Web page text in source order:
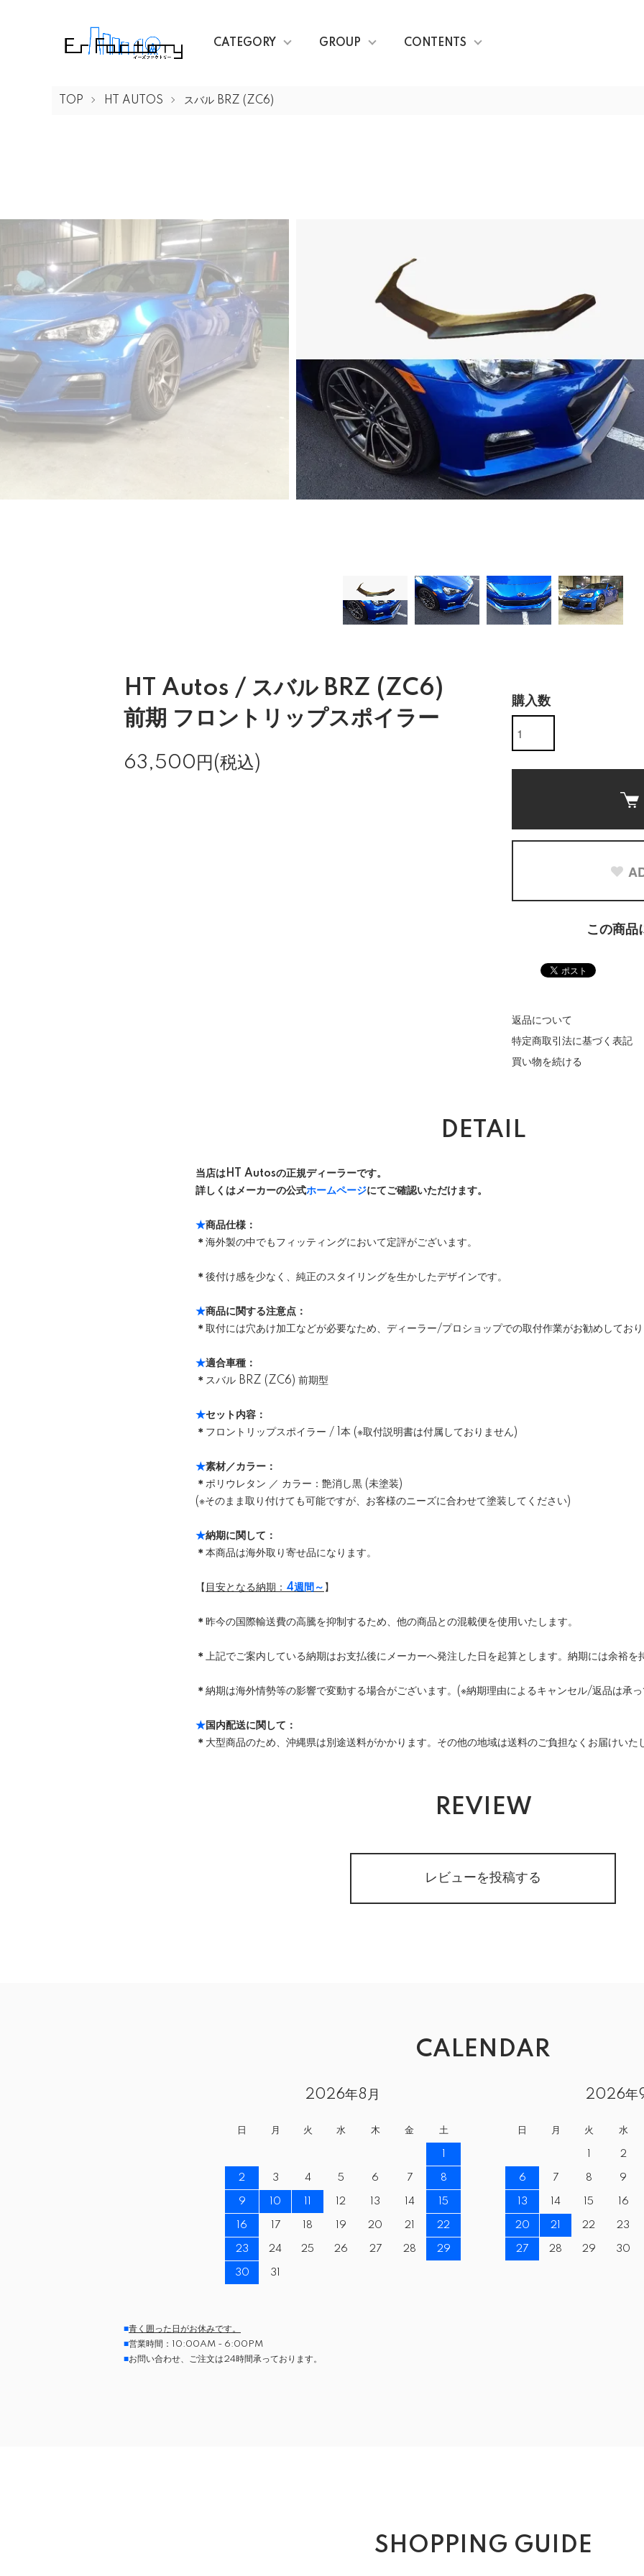
CATEGORY GROUP CONTENTS
TOP HT AUTOS スバル BRZ (ZC6)
HT Autos / スバル BRZ (ZC6)
前期 フロントリップスポイラー
63,500円(税込)
購入数
この商品
返品について
特定商取引法に基づく表記
買い物を続ける
DETAIL
当店はHT Autosの正規ディーラーです。
詳しくはメーカーの公式ホームページにてご確認いただけます。
★商品仕様：
＊海外製の中でもフィッティングにおいて定評がございます。
＊後付け感を少なく、純正のスタイリングを生かしたデザインです。
★商品に関する注意点：
＊取付には穴あけ加工などが必要なため、ディーラー/プロショップでの取付作業がお勧めしてお
★適合車種：
＊ スバル BRZ (ZC6) 前期型
★セット内容：
＊ フロントリップスポイラー / 1本 (※取付説明書は付属しておりません)
★素材／カラー：
＊ポリウレタン ／ カラー：艶消し黒 (未塗装)
(※そのまま取り付けても可能ですが、お客様のニーズに合わせて塗装してください)
★納期に関して：
＊本商品は海外取り寄せ品になります。
【 目安となる納期： 4週間～ 】
＊ 昨今の国際輸送費の高騰を抑制するため、他の商品との混載便を使用いたします。
＊上記でご案内している納期はお支払後にメーカーへ発注した日を起算とします。納期には余裕を
＊納期は海外情勢等の影響で変動する場合がございます。(※納期理由によるキャンセル/返品は承
★国内配送に関して：
＊ 大型商品のため、沖縄県は別途送料がかかります。その他の地域は送料のご負担なくお届けいた
REVIEW
レビューを投稿する
CALENDAR
2026年8月
日 月 火 水 木 金 土
2 3 4 5 6 7 8
9 10 12 13 14 15
16 17 18 19 20 21 22
23 24 25 26 27 28 29
30 31
2026年
日 月 火 水
2
6 7 8 9
13 14 15 16
20 21 22 23
27 28 29 30
■青く囲った日がお休みです。
■営業時間：10:00AM - 6:00PM
■お問い合わせ、ご注文は24時間承っております。
SHOPPING GUIDE